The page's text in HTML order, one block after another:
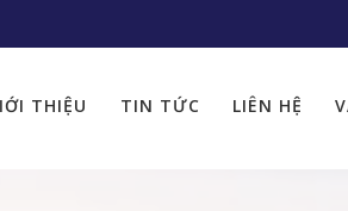
THIỆU TIN TỨC LIÊN HỆ